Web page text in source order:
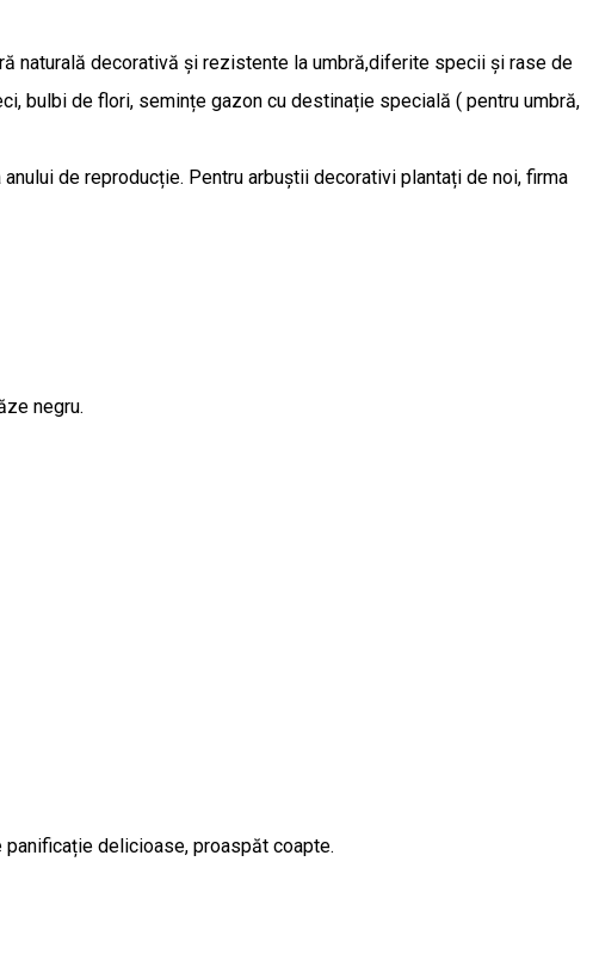
naturală decorativă și rezistente la umbră,diferite specii și rase de
bulbi de flori, semințe gazon cu destinație specială ( pentru umbră,
de reproducție. Pentru arbuștii decorativi plantați de noi, firma
negru.
panificație delicioase, proaspăt coapte.